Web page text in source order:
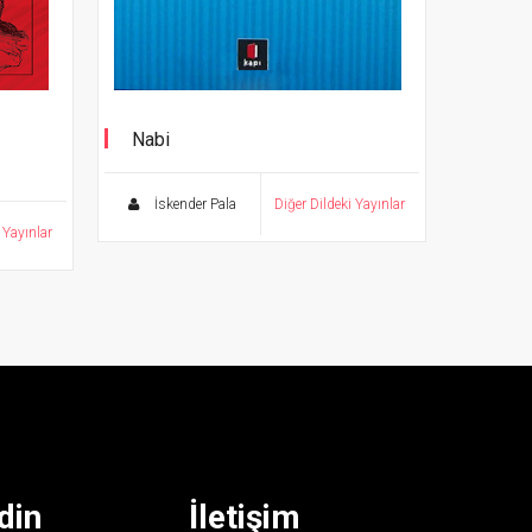
Nabi
İskender Pala Diğer Dildeki Yayınlar
İletişim